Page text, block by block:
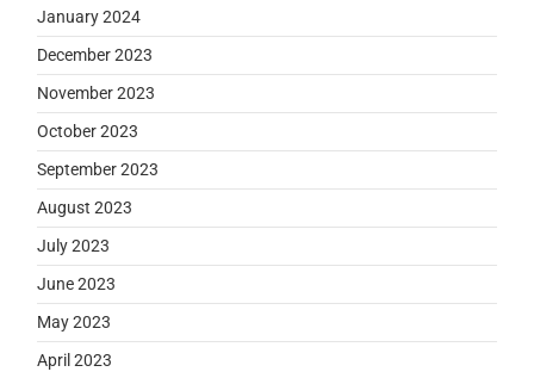
January 2024
December 2023
November 2023
October 2023
September 2023
August 2023
July 2023
June 2023
May 2023
April 2023